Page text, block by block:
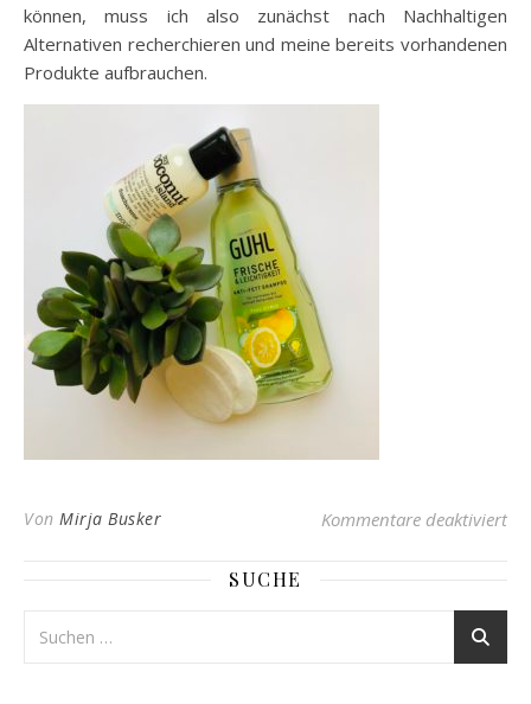
können, muss ich also zunächst nach Nachhaltigen
Alternativen recherchieren und meine bereits vorhandenen
Produkte aufbrauchen.
Von Mirja Busker Kommentare deaktiviertfür
SUCHE